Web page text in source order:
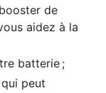
de
aidez à la
batterie ;
peut